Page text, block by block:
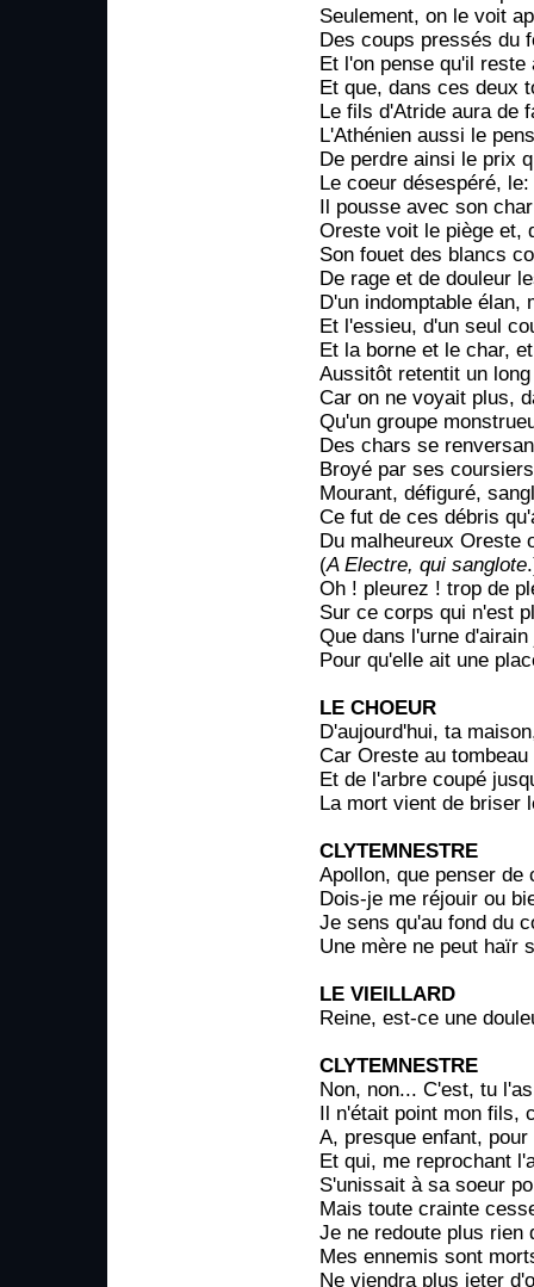
Seulement, on le voit
Des coups pressés du
Et l'on pense qu'il
Et que, dans ces deux
Le fils d'Atride aura de
L'Athénien aussi le
De perdre ainsi le prix
Le coeur désespéré,
Il pousse avec son
Oreste voit le piège et,
Son fouet des blancs
De rage et de douleur
D'un indomptable élan,
Et l'essieu, d'un seul
Et la borne et le char,
Aussitôt retentit un
Car on ne voyait plus,
Qu'un groupe
Des chars se
Broyé par ses
Mourant, défiguré,
Ce fut de ces débris
Du malheureux Oreste
(A Electre, qui sanglote
Oh ! pleurez ! trop de
Sur ce corps qui n'est
Que dans l'urne
Pour qu'elle ait une
LE CHOEUR
D'aujourd'hui, ta
Car Oreste au
Et de l'arbre coupé
La mort vient de briser
CLYTEMNESTRE
Apollon, que penser de
Dois-je me réjouir ou
Je sens qu'au fond du
Une mère ne peut haïr
LE VIEILLARD
Reine, est-ce une
CLYTEMNESTRE
Non, non... C'est, tu
Il n'était point mon fils,
A, presque enfant,
Et qui, me reprochant
S'unissait à sa soeur
Mais toute crainte
Je ne redoute plus rien
Mes ennemis sont
Ne viendra plus jeter